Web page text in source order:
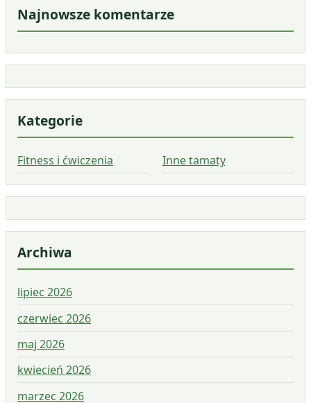
Najnowsze komentarze
Kategorie
Fitness i ćwiczenia Inne tamaty
Archiwa
lipiec 2026
czerwiec 2026
maj 2026
kwiecień 2026
marzec 2026